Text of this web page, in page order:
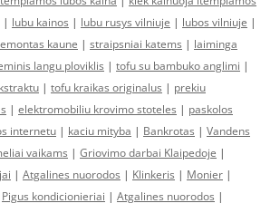
| lubu kainos | lubu rusys vilniuje | lubos vilniuje |
kaune | straipsniai katems | laiminga
langu ploviklis | tofu su bambuko anglimi |
| tofu kraikas originalus | prekiu
| elektromobiliu krovimo stoteles | paskolos
internetu | kaciu mityba | Bankrotas | Vandens
vaikams | Griovimo darbai Klaipedoje |
| Atgalines nuorodos | Klinkeris | Monier |
Pigus kondicionieriai | Atgalines nuorodos |